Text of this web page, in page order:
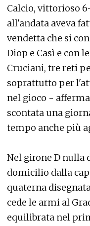
Calcio, vittorioso
all'andata aveva
vendetta che si
Diop e Casì e con
Cruciani, tre reti
soprattutto per
nel gioco -
scontata una
tempo anche più
Nel girone D nulla
domicilio dalla
quaterna
cede le armi al
equilibrata nel